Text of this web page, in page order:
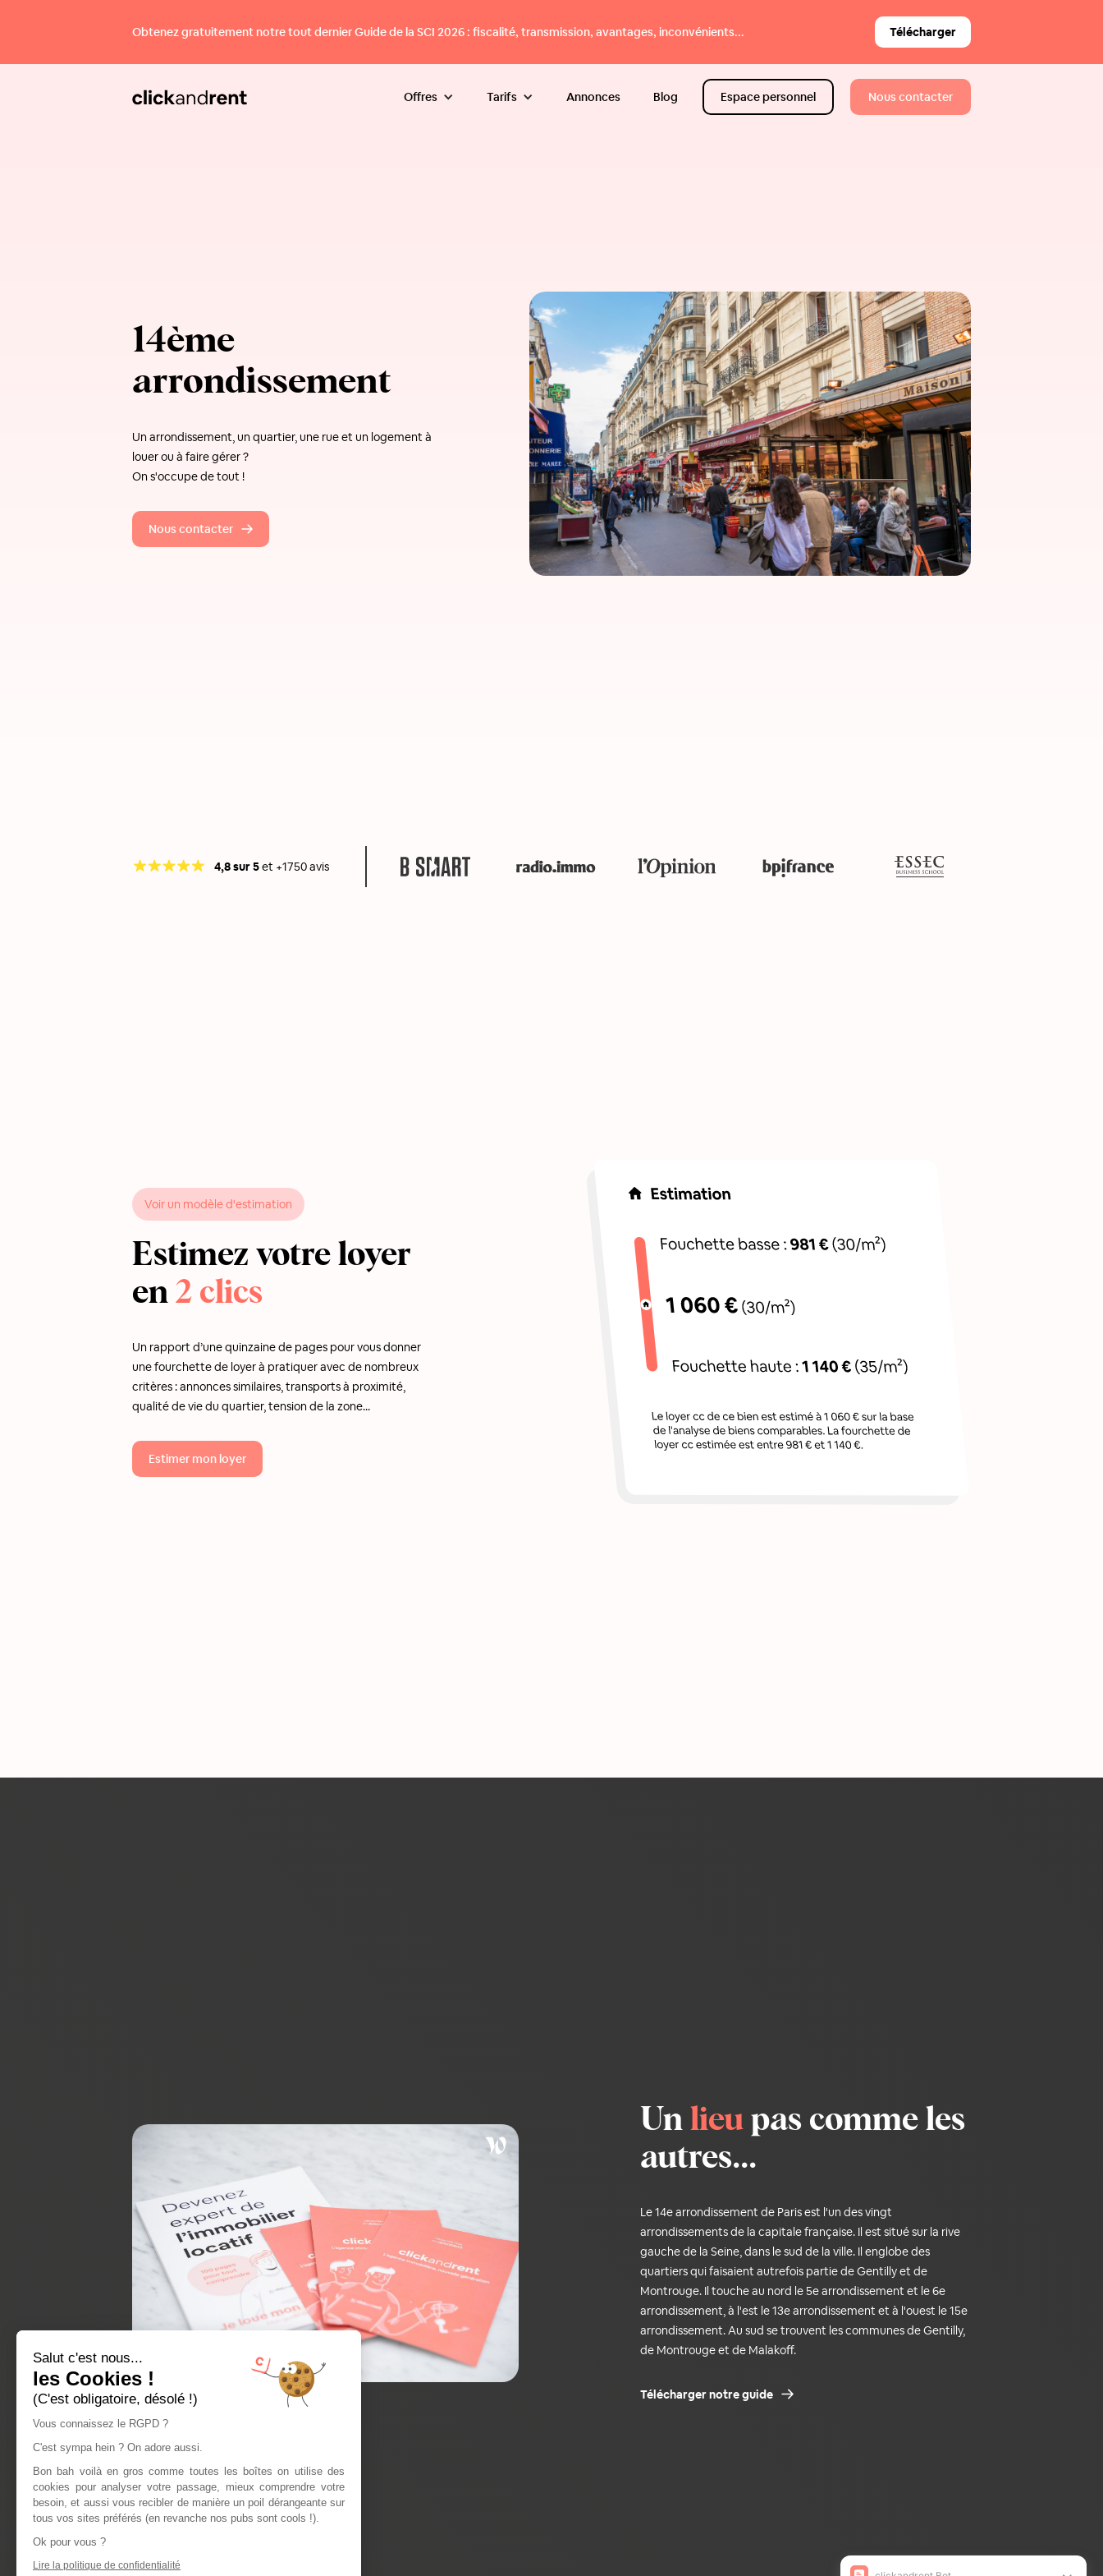
Obtenez gratuitement notre tout dernier Guide de la SCI 2026 : fiscalité, transmission, avantages, inconvénients... Télécharger
Offres Tarifs Annonces Blog Espace personnel Nous contacter
14ème
arrondissement
Un arrondissement, un quartier, une rue et un logement à
louer ou à faire gérer ?
On s'occupe de tout !
Nous contacter
4,8 sur 5et +1750 avis
Voir un modèle d'estimation
Estimez votre loyer
en2 clics
Un rapport d’une quinzaine de pages pour vous donner
une fourchette de loyer à pratiquer avec de nombreux
critères : annonces similaires, transports à proximité,
qualité de vie du quartier, tension de la zone...
Estimer mon loyer
Un lieupas comme les
autres...
Le 14e arrondissement de Paris est l'un des vingt
arrondissements de la capitale française. Il est situé sur la rive
gauche de la Seine, dans le sud de la ville. Il englobe des
quartiers qui faisaient autrefois partie de Gentilly et de
Montrouge. Il touche au nord le 5e arrondissement et le 6e
arrondissement, à l'est le 13e arrondissement et à l'ouest le 15e
arrondissement. Au sud se trouvent les communes de Gentilly,
de Montrouge et de Malakoff.
Télécharger notre guide
Salut c'est nous...
les Cookies !
(C'est obligatoire, désolé !)
Vous connaissez le RGPD ?
C'est sympa hein ? On adore aussi.
Bon bah voilà en gros comme toutes les boîtes on utilise des
cookies pour analyser votre passage, mieux comprendre votre
besoin, et aussi vous recibler de manière un poil dérangeante sur
tous vos sites préférés (en revanche nos pubs sont cools !).
Ok pour vous ?
Lire la politique de confidentialité